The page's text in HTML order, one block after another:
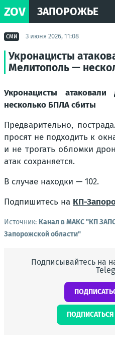
ZOV ЗАПОРОЖЬЕ
СМИ 3 июня 2026, 11:08
Укронацисты
Мелитополь —
Укронацисты
несколько БПЛА сбиты
Предварительно,
просят не подходить к
и не трогать обломки
атак сохраняется.
В случае находки — 102.
Подпишитесь на КП-
Источник: Канал в МАКС "КП
Запорожской области"
Подписывайтесь на
ПОДПИСАТЬСЯ